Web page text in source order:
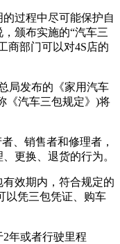
过程中尽可能保护自
颁布实施的“汽车三
商部门可以对4S店的
发布的《家用汽车
《汽车三包规定》)将
、销售者和修理者，
更换、退货的行为。
效期内，符合规定的
以凭三包凭证、购车
或者行驶里程